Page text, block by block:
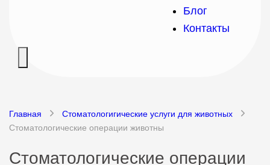
Блог
Контакты
Главная
Стоматологигические услуги для животных
Стоматологические операции животны
Стоматологические операции